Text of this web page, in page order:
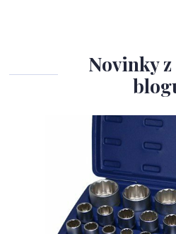
Novinky